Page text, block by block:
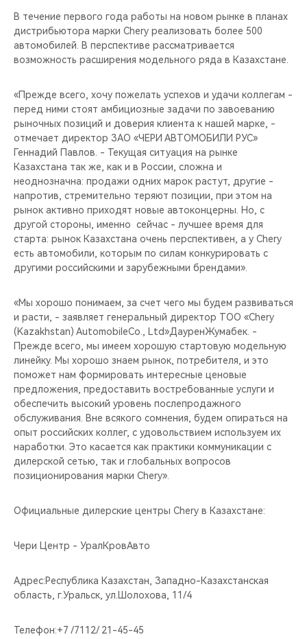
В течение первого года работы на новом рынке в планах
дистрибьютора марки Chery реализовать более 500
автомобилей. В перспективе рассматривается
возможность расширения модельного ряда в Казахстане.
«Прежде всего, хочу пожелать успехов и удачи коллегам -
перед ними стоят амбициозные задачи по завоеванию
рыночных позиций и доверия клиента к нашей марке, -
отмечает директор ЗАО «ЧЕРИ АВТОМОБИЛИ РУС»
Геннадий Павлов. - Текущая ситуация на рынке
Казахстана так же, как и в России, сложна и
неоднозначна: продажи одних марок растут, другие -
напротив, стремительно теряют позиции, при этом на
рынок активно приходят новые автоконцерны. Но, с
другой стороны, именно сейчас - лучшее время для
старта: рынок Казахстана очень перспективен, а у Chery
есть автомобили, которым по силам конкурировать с
другими российскими и зарубежными брендами».
«Мы хорошо понимаем, за счет чего мы будем развиваться
и расти, - заявляет генеральный директор ТОО «Chery
(Kazakhstan) AutomobileCo., Ltd»ДауренЖумабек. -
Прежде всего, мы имеем хорошую стартовую модельную
линейку. Мы хорошо знаем рынок, потребителя, и это
поможет нам формировать интересные ценовые
предложения, предоставить востребованные услуги и
обеспечить высокий уровень послепродажного
обслуживания. Вне всякого сомнения, будем опираться на
опыт российских коллег, с удовольствием используем их
наработки. Это касается как практики коммуникации с
дилерской сетью, так и глобальных вопросов
позиционирования марки Chery».
Официальные дилерские центры Chery в Казахстане:
Чери Центр - УралКровАвто
Адрес:Республика Казахстан, Западно-Казахстанская
область, г.Уральск, ул.Шолохова, 11/4
Телефон:+7 /7112/ 21-45-45